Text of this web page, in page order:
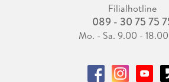
Filialhotline
089 - 30 75 75
Mo. - Sa. 9.00 -